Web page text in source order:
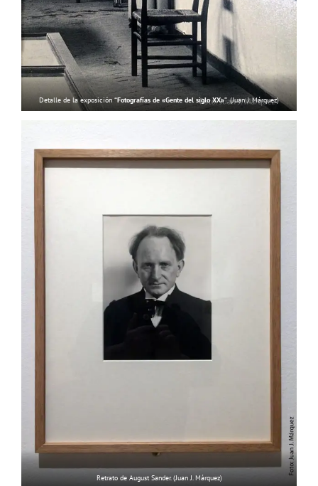
Detalle de la exposición“Fotografías de «Gente del siglo XX»”. (Juan J. Márquez)
Retrato de August Sander. (Juan J. Márquez)